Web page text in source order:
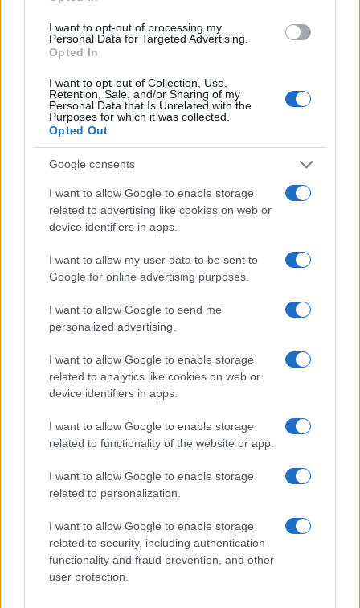
I want to opt-out of processing my
Personal Data for Targeted Advertising.
Opted In
I want to opt-out of Collection, Use,
Retention, Sale, and/or Sharing of my
Personal Data that Is Unrelated with the
Purposes for which it was collected.
Opted Out
Google consents
I want to allow Google to enable storage
related to advertising like cookies on web or
device identifiers in apps.
I want to allow my user data to be sent to
Google for online advertising purposes.
I want to allow Google to send me
personalized advertising.
I want to allow Google to enable storage
related to analytics like cookies on web or
device identifiers in apps.
I want to allow Google to enable storage
related to functionality of the website or app.
I want to allow Google to enable storage
related to personalization.
I want to allow Google to enable storage
related to security, including authentication
functionality and fraud prevention, and other
user protection.
Nessuno presidia l’omogeneità del giudizio e
questo traligna in arbitrio, con l’albagia di
scambia l’indulgenza per generosità
pedagogica
. Così il diploma cessa di attestare un
livello e certifica per paradosso, la latitudine in cui
Qui la difformità cessa di essere accademica. Il
100 e la lode non sono orpelli estetici ma
dischiudono l’Albo Nazionale delle Eccellenze, gli
esoneri dalle tasse universitarie, le borse di
studio, la Carta del Merito da 500 euro. Chi è
valutato con severità paga due volte: perde il
munificenza altrui.Lo studente scrupoloso del
Nord, fermato a un 98 misurato col bilancino,
resta a mani vuote